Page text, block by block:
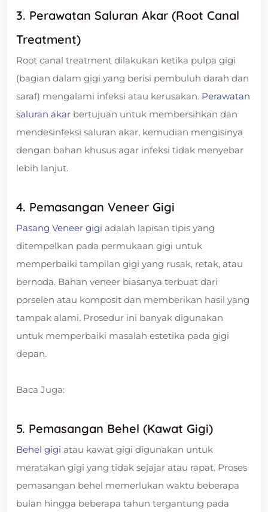
3. Perawatan Saluran Akar (Root Canal
Treatment)
Root canal treatment dilakukan ketika pulpa gigi
(bagian dalam gigi yang berisi pembuluh darah dan
saraf) mengalami infeksi atau kerusakan. Perawatan
saluran akar bertujuan untuk membersihkan dan
mendesinfeksi saluran akar, kemudian mengisinya
dengan bahan khusus agar infeksi tidak menyebar
lebih lanjut.
4. Pemasangan Veneer Gigi
Pasang Veneer gigi adalah lapisan tipis yang
ditempelkan pada permukaan gigi untuk
memperbaiki tampilan gigi yang rusak, retak, atau
bernoda. Bahan veneer biasanya terbuat dari
porselen atau komposit dan memberikan hasil yang
tampak alami. Prosedur ini banyak digunakan
untuk memperbaiki masalah estetika pada gigi
depan.
Baca Juga:
5. Pemasangan Behel (Kawat Gigi)
Behel gigi atau kawat gigi digunakan untuk
meratakan gigi yang tidak sejajar atau rapat. Proses
pemasangan behel memerlukan waktu beberapa
bulan hingga beberapa tahun tergantung pada